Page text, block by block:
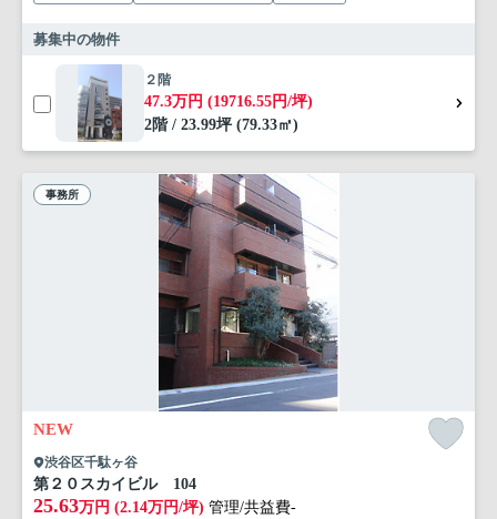
募集中の物件
２階
47.3万円 (19716.55円/坪)
2階 / 23.99坪 (79.33㎡)
事務所
NEW
渋谷区千駄ヶ谷
第２０スカイビル 104
25.63万円 (2.14万円/坪) 管理/共益費-